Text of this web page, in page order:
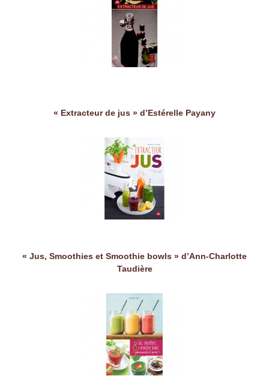
« Extracteur de jus » d’Estérelle Payany
« Jus, Smoothies et Smoothie bowls » d’Ann-Charlotte
Taudière